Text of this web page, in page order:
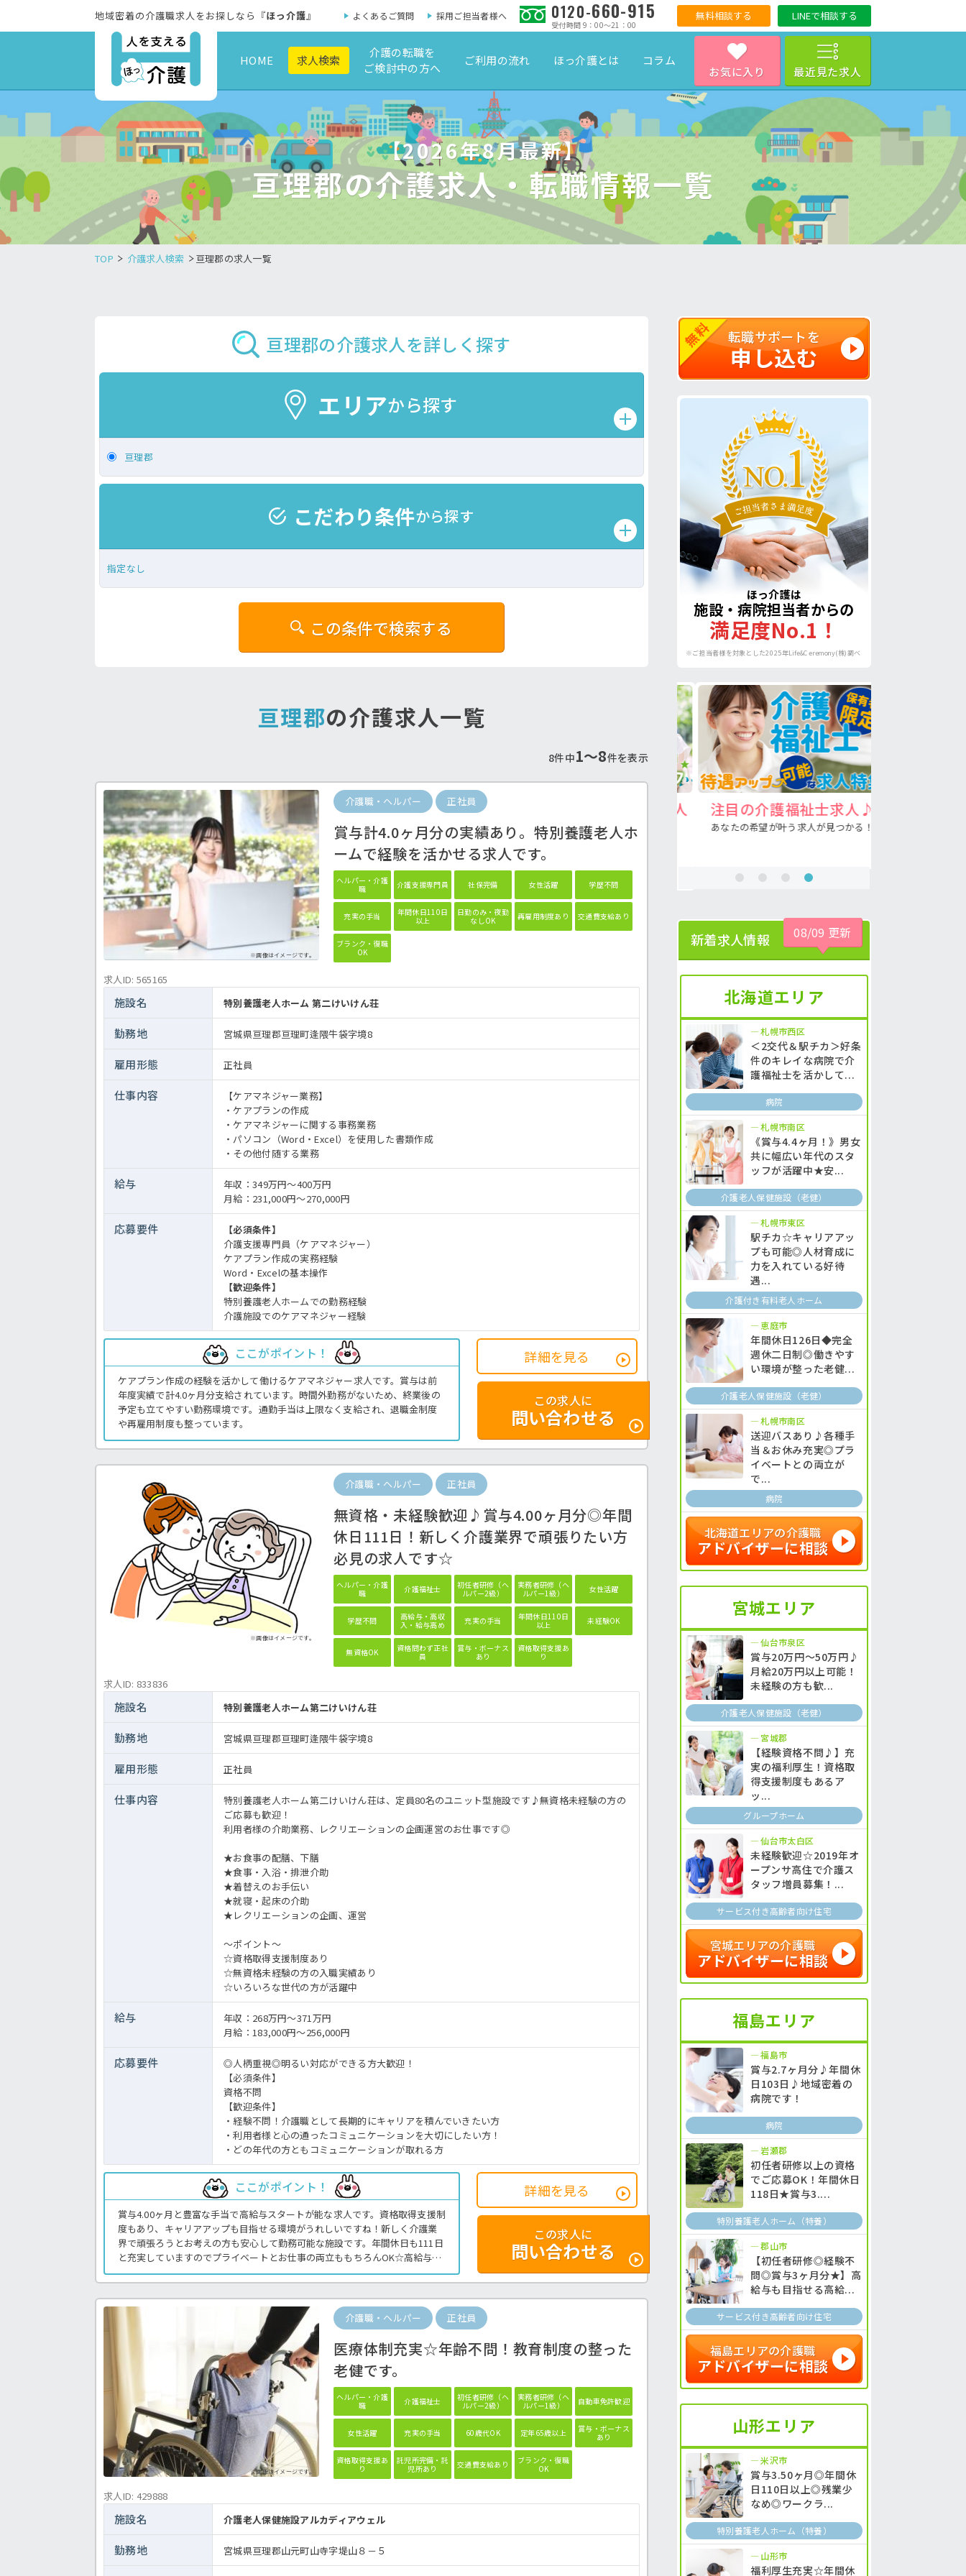
お気に入り 最近見た求人
地域密着の介護職求人をお探しなら『ほっ介護』 よくあるご質問 採用ご担当者様へ 0120-660-915
受付時間 9：00～21：00
無料相談する LINEで相談する
HOME 求人検索
介護の転職を
ご検討中の方へ
ご利用の流れ ほっ介護とは コラム
【2026年8月最新】
亘理郡の介護求人・転職情報一覧
TOP 介護求人検索 亘理郡の求人一覧
亘理郡の介護求人を詳しく探す
エリアから探す
亘理郡
こだわり条件から探す
指定なし
この条件で検索する
亘理郡の介護求人一覧
8件中1〜8件を表示
※画像はイメージです。
介護職・ヘルパー 正社員
賞与計4.0ヶ月分の実績あり。特別養護老人ホ
ームで経験を活かせる求人です。
ヘルパー・介護
職
介護支援専門員 社保完備 女性活躍 学歴不問
充実の手当
年間休日110日
以上
日勤のみ・夜勤
なしOK
再雇用制度あり 交通費支給あり
ブランク・復職
OK
求人ID: 565165
施設名 特別養護老人ホーム 第二けいけん荘
勤務地 宮城県亘理郡亘理町逢隈牛袋字境8
雇用形態 正社員
仕事内容
【ケアマネジャー業務】
・ケアプランの作成
・ケアマネジャーに関する事務業務
・パソコン（Word・Excel）を使用した書類作成
・その他付随する業務
給与
年収：349万円～400万円
月給：231,000円～270,000円
応募要件
【必須条件】
介護支援専門員（ケアマネジャー）
ケアプラン作成の実務経験
Word・Excelの基本操作
【歓迎条件】
特別養護老人ホームでの勤務経験
介護施設でのケアマネジャー経験
ここがポイント！
ケアプラン作成の経験を活かして働けるケアマネジャー求人です。賞与は前
年度実績で計4.0ヶ月分支給されています。時間外勤務がないため、終業後の
予定も立てやすい勤務環境です。通勤手当は上限なく支給され、退職金制度
や再雇用制度も整っています。
詳細を見る
この求人に
問い合わせる
※画像はイメージです。
介護職・ヘルパー 正社員
無資格・未経験歓迎♪賞与4.00ヶ月分◎年間
休日111日！新しく介護業界で頑張りたい方
必見の求人です☆
ヘルパー・介護
職
介護福祉士
初任者研修（ヘ
ルパー2級）
実務者研修（ヘ
ルパー1級）
女性活躍
学歴不問
高給与・高収
入・給与高め
充実の手当
年間休日110日
以上
未経験OK
無資格OK
資格問わず正社
員
賞与・ボーナス
あり
資格取得支援あ
り
求人ID: 833836
施設名 特別養護老人ホーム第二けいけん荘
勤務地 宮城県亘理郡亘理町逢隈牛袋字境8
雇用形態 正社員
仕事内容
特別養護老人ホーム第二けいけん荘は、定員80名のユニット型施設です♪無資格未経験の方の
ご応募も歓迎！
利用者様の介助業務、レクリエーションの企画運営のお仕事です◎
★お食事の配膳、下膳
★食事・入浴・排泄介助
★着替えのお手伝い
★就寝・起床の介助
★レクリエーションの企画、運営
～ポイント～
☆資格取得支援制度あり
☆無資格未経験の方の入職実績あり
☆いろいろな世代の方が活躍中
給与
年収：268万円～371万円
月給：183,000円～256,000円
応募要件
◎人柄重視◎明るい対応ができる方大歓迎！
【必須条件】
資格不問
【歓迎条件】
・経験不問！介護職として長期的にキャリアを積んでいきたい方
・利用者様と心の通ったコミュニケーションを大切にしたい方！
・どの年代の方ともコミュニケーションが取れる方
ここがポイント！
賞与4.00ヶ月と豊富な手当で高給与スタートが能な求人です。資格取得支援制
度もあり、キャリアアップも目指せる環境がうれしいですね！新しく介護業
界で頑張ろうとお考えの方も安心して勤務可能な施設です。年間休日も111日
と充実していますのでプライベートとお仕事の両立ももちろんOK☆高給与で
休日数も多く非常にお勧めの求人です！詳細を確認したい方は是非ほっ介護
までお気軽にお問い合わせください！特養での介護業務全般です。
＜介護職 正職員 特別養護老人ホームの求人＞
詳細を見る
この求人に
問い合わせる
※画像はイメージです。
介護職・ヘルパー 正社員
医療体制充実☆年齢不問！教育制度の整った
老健です。
ヘルパー・介護
職
介護福祉士
初任者研修（ヘ
ルパー2級）
実務者研修（ヘ
ルパー1級）
自動車免許歓迎
女性活躍 充実の手当 60歳代OK 定年65歳以上
賞与・ボーナス
あり
資格取得支援あ
り
託児所完備・託
児所あり
交通費支給あり
ブランク・復職
OK
求人ID: 429888
施設名 介護老人保健施設アルカディアウェル
勤務地 宮城県亘理郡山元町山寺字堤山８－５
無料 転職サポートを
申し込む
ほっ介護は
施設・病院担当者からの
満足度No.1！
※ご担当者様を対象とした2025年Life&Ceremony(株)調べ
病院の好条件求人！
看護助手の経験を積みたい方も！
処遇改善手当しっかり支
給！
手当も重視したいあなたにオススメ♪
♪
公共交通機関で通勤のあなたへ！
注目の介護福祉士求人♪
あなたの希望が叶う求人が見つかる！
新着求人情報 08/09 更新
北海道エリア
札幌市西区
＜2交代＆駅チカ＞好条
件のキレイな病院で介
護福祉士を活かして...
病院
札幌市南区
《賞与4.4ヶ月！》男女
共に幅広い年代のスタ
ッフが活躍中★安...
介護老人保健施設（老健）
札幌市東区
駅チカ☆キャリアアッ
プも可能◎人材育成に
力を入れている好待
遇...
介護付き有料老人ホーム
恵庭市
年間休日126日◆完全
週休二日制◎働きやす
い環境が整った老健...
介護老人保健施設（老健）
札幌市南区
送迎バスあり♪各種手
当＆お休み充実◎プラ
イベートとの両立が
で...
病院
北海道エリアの介護職
アドバイザーに相談
宮城エリア
仙台市泉区
賞与20万円～50万円♪
月給20万円以上可能！
未経験の方も歓...
介護老人保健施設（老健）
宮城郡
【経験資格不問♪】充
実の福利厚生！資格取
得支援制度もあるア
ッ...
グループホーム
仙台市太白区
未経験歓迎☆2019年オ
ープンサ高住で介護ス
タッフ増員募集！...
サービス付き高齢者向け住宅
宮城エリアの介護職
アドバイザーに相談
福島エリア
福島市
賞与2.7ヶ月分♪年間休
日103日♪地域密着の
病院です！
病院
岩瀬郡
初任者研修以上の資格
でご応募OK！年間休日
118日★賞与3....
特別養護老人ホーム（特養）
郡山市
【初任者研修◎経験不
問◎賞与3ヶ月分★】高
給与も目指せる高給...
サービス付き高齢者向け住宅
福島エリアの介護職
アドバイザーに相談
山形エリア
米沢市
賞与3.50ヶ月◎年間休
日110日以上◎残業少
なめ◎ワークラ...
特別養護老人ホーム（特養）
山形市
福利厚生充実☆年間休